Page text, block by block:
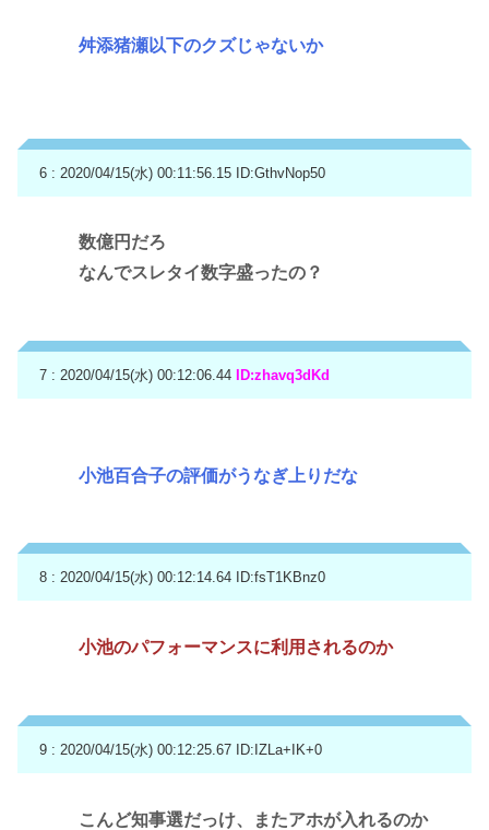
舛添猪瀬以下のクズじゃないか
6 : 2020/04/15(水) 00:11:56.15 ID:GthvNop50
数億円だろ
なんでスレタイ数字盛ったの？
7 : 2020/04/15(水) 00:12:06.44 ID:zhavq3dKd
小池百合子の評価がうなぎ上りだな
8 : 2020/04/15(水) 00:12:14.64 ID:fsT1KBnz0
小池のパフォーマンスに利用されるのか
9 : 2020/04/15(水) 00:12:25.67 ID:IZLa+IK+0
こんど知事選だっけ、またアホが入れるのか